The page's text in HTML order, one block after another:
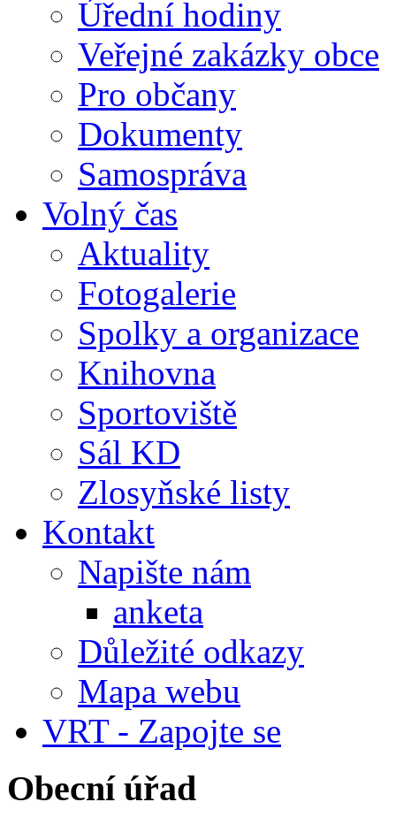
Úřední hodiny
Veřejné zakázky obce
Pro občany
Dokumenty
Samospráva
Volný čas
Aktuality
Fotogalerie
Spolky a organizace
Knihovna
Sportoviště
Sál KD
Zlosyňské listy
Kontakt
Napište nám
anketa
Důležité odkazy
Mapa webu
VRT - Zapojte se
Obecní úřad